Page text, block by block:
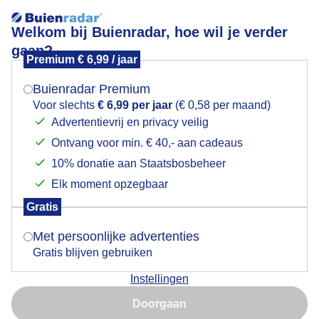
Welkom bij Buienradar, hoe wil je verder
gaan?
Premium € 6,99 / jaar
Buienradar Premium
Voor slechts € 6,99 per jaar (€ 0,58 per maand)
Advertentievrij en privacy veilig
Ontvang voor min. € 40,- aan cadeaus
10% donatie aan Staatsbosbeheer
Elk moment opzegbaar
Gratis
Met persoonlijke advertenties
Gratis blijven gebruiken
Instellingen
Doorgaan
Zonsondergang
Door: Tonny de Vries Gemaakt: 17-06-2026, 36x bekeken
Mogen we je locatie gebruiken voor het
Indien je hier nog geen akkoord op hebt gegeven,
verschijnt er zo een pop-up uit je browser waarin
Is goed, toon de popup
Nu niet, misschien later